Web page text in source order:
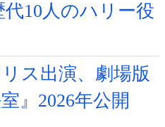
10人のハリー役
ス出演、劇場版
』2026年公開